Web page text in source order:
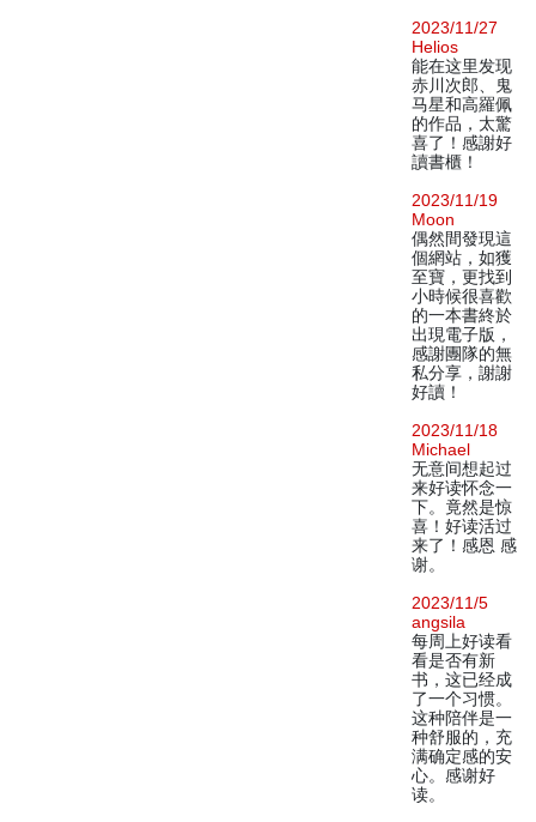
2023/11/27
Helios
能在这里发现
赤川次郎、鬼
马星和高羅佩
的作品，太驚
喜了！感謝好
讀書櫃！
2023/11/19
Moon
偶然間發現這
個網站，如獲
至寶，更找到
小時候很喜歡
的一本書終於
出現電子版，
感謝團隊的無
私分享，謝謝
好讀！
2023/11/18
Michael
无意间想起过
来好读怀念一
下。竟然是惊
喜！好读活过
来了！感恩 感
谢。
2023/11/5
angsila
每周上好读看
看是否有新
书，这已经成
了一个习惯。
这种陪伴是一
种舒服的，充
满确定感的安
心。感谢好
读。